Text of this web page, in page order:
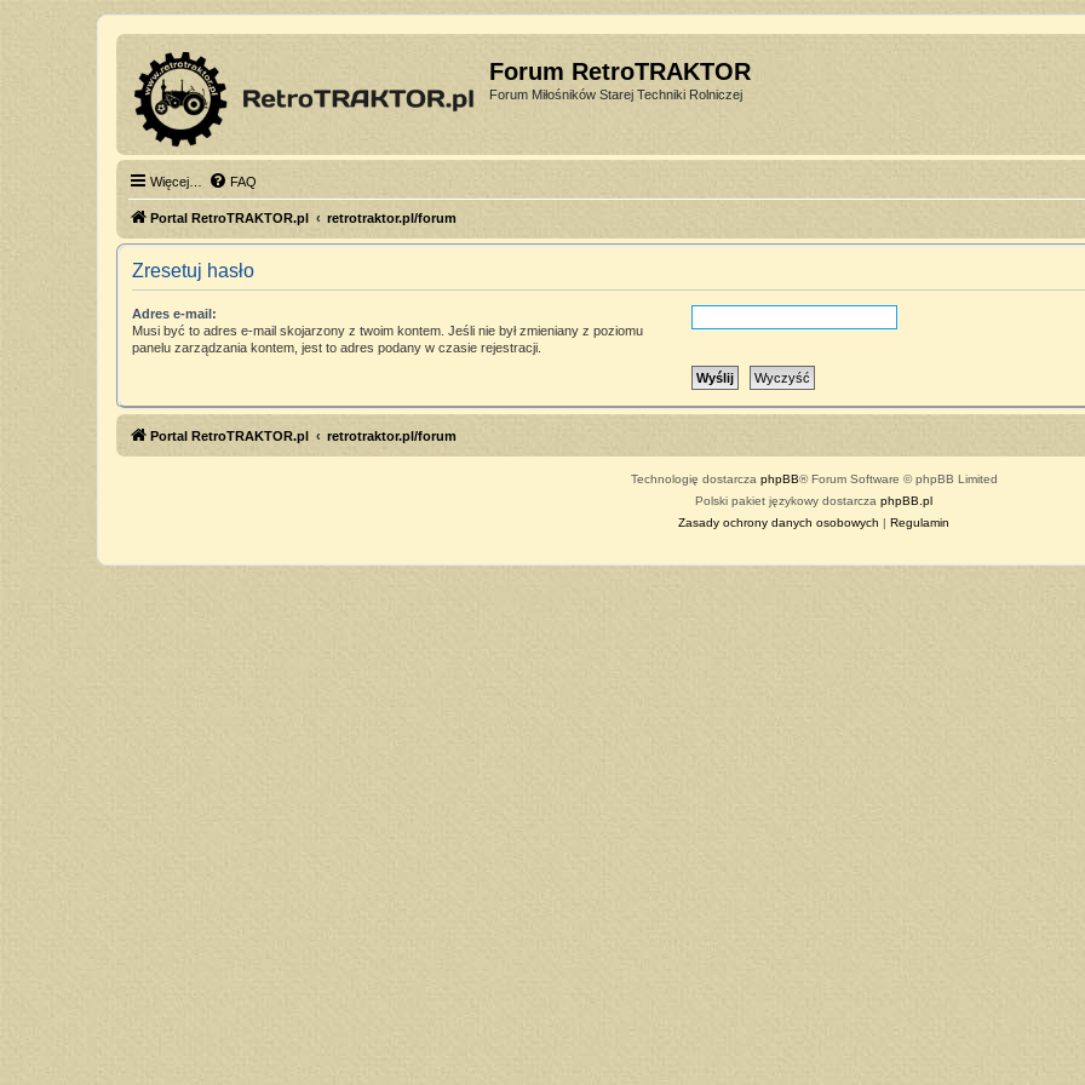
Forum RetroTRAKTOR
Forum Miłośników Starej Techniki Rolniczej
Więcej… FAQ
Portal RetroTRAKTOR.pl retrotraktor.pl/forum
Zresetuj hasło
Adres e-mail:
Musi być to adres e-mail skojarzony z twoim kontem. Jeśli nie był zmieniany z poziomu
panelu zarządzania kontem, jest to adres podany w czasie rejestracji.
Portal RetroTRAKTOR.pl retrotraktor.pl/forum
Technologię dostarcza phpBB® Forum Software © phpBB Limited
Polski pakiet językowy dostarcza phpBB.pl
Zasady ochrony danych osobowych | Regulamin